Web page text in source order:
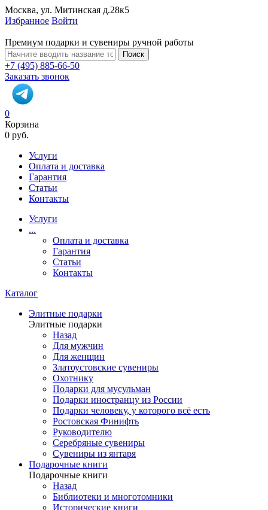
Москва, ул. Митинская д.28к5
Избранное Войти
Премиум подарки и сувениры ручной работы
Поиск
+7 (495) 885-66-50
Заказать звонок
0
Корзина
0 руб.
Услуги
Оплата и доставка
Гарантия
Статьи
Контакты
Услуги
...
Оплата и доставка
Гарантия
Статьи
Контакты
Каталог
Элитные подарки
Элитные подарки
Назад
Для мужчин
Для женщин
Златоустовские сувениры
Охотнику
Подарки для мусульман
Подарки иностранцу из России
Подарки человеку, у которого всё есть
Ростовская Финифть
Руководителю
Серебряные сувениры
Сувениры из янтаря
Подарочные книги
Подарочные книги
Назад
Библиотеки и многотомники
Исторические книги